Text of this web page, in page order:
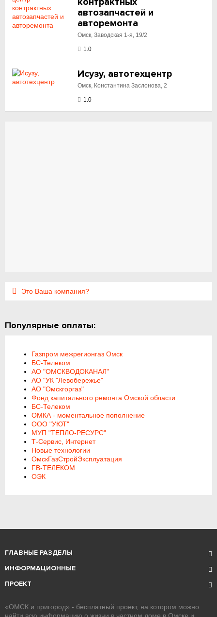
автозапчастей и
авторемонта
Омск, Заводская 1-я, 19/2
1.0
Исузу, автотехцентр
Омск, Константина Заслонова, 2
1.0
Это Ваша компания?
Популярные оплаты:
Газпром межрегионгаз Омск
БС-Телеком
АО "ОМСКВОДОКАНАЛ"
АО "УК "Левобережье"
АО "Омскгоргаз"
Фонд капитального ремонта Омской области
БС-Телеком
ОМКА - моментальное пополнение
ООО "УЮТ"
МУП "ТЕПЛО-РЕСУРС"
Т-Сервис, Интернет
Новые технологии
ОмскГазСтройЭксплуатация
FB-ТЕЛЕКОМ
ОЭК
ГЛАВНЫЕ РАЗДЕЛЫ
ИНФОРМАЦИОННЫЕ
ПРОЕКТ
«ОМСК и пригород» - бесплатный проект, на котором можно